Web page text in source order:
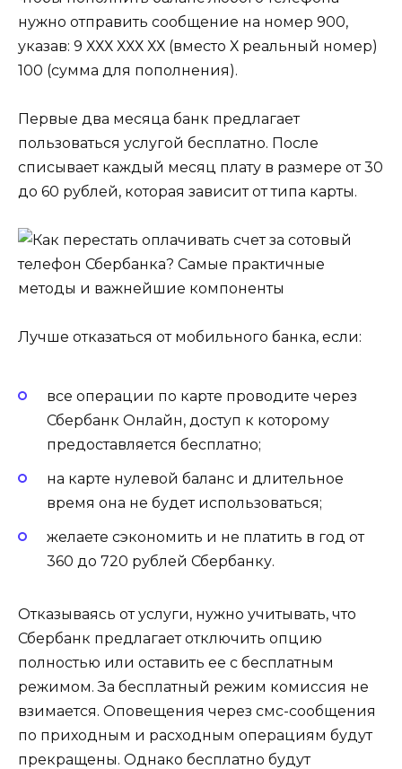
нужно отправить сообщение на номер 900,
указав: 9 ХХХ ХХХ ХХ (вместо Х реальный номер)
100 (сумма для пополнения).
Первые два месяца банк предлагает
пользоваться услугой бесплатно. После
списывает каждый месяц плату в размере от 30
до 60 рублей, которая зависит от типа карты.
Лучше отказаться от мобильного банка, если:
все операции по карте проводите через
Сбербанк Онлайн, доступ к которому
предоставляется бесплатно;
на карте нулевой баланс и длительное
время она не будет использоваться;
желаете сэкономить и не платить в год от
360 до 720 рублей Сбербанку.
Отказываясь от услуги, нужно учитывать, что
Сбербанк предлагает отключить опцию
полностью или оставить ее с бесплатным
режимом. За бесплатный режим комиссия не
взимается. Оповещения через смс-сообщения
по приходным и расходным операциям будут
прекращены. Однако бесплатно будут